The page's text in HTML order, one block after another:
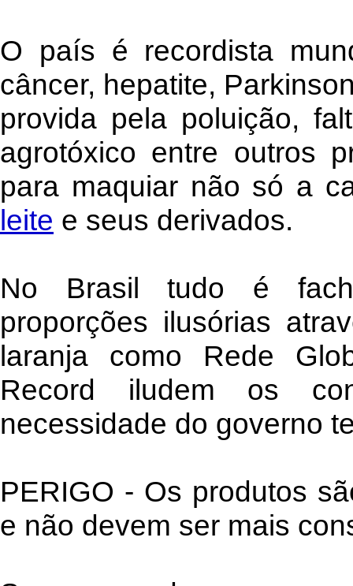
O país é recordista
câncer, hepatite,
provida pela poluição,
agrotóxico entre outros
para maquiar não só a
leite e seus derivados.
No Brasil tudo é
proporções ilusórias
laranja como Rede
Record iludem os
necessidade do governo
PERIGO - Os produtos
e não devem ser mais